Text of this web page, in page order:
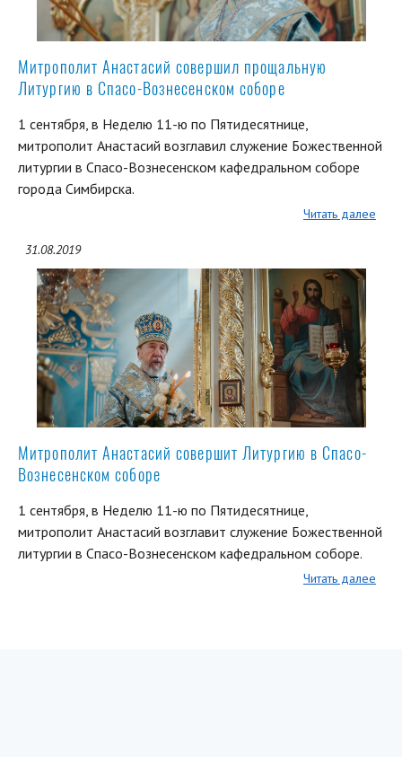
Митрополит Анастасий совершил прощальную
Литургию в Спасо-Вознесенском соборе
1 сентября, в Неделю 11-ю по Пятидесятнице,
митрополит Анастасий возглавил служение Божественной
литургии в Спасо-Вознесенском кафедральном соборе
города Симбирска.
Читать далее
31.08.2019
Митрополит Анастасий совершит Литургию в Спасо-
Вознесенском соборе
1 сентября, в Неделю 11-ю по Пятидесятнице,
митрополит Анастасий возглавит служение Божественной
литургии в Спасо-Вознесенском кафедральном соборе.
Читать далее